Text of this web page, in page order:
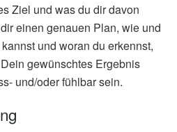
Ziel und was du dir davon
einen genauen Plan, wie und
und woran du erkennst,
gewünschtes Ergebnis
und/oder fühlbar sein.